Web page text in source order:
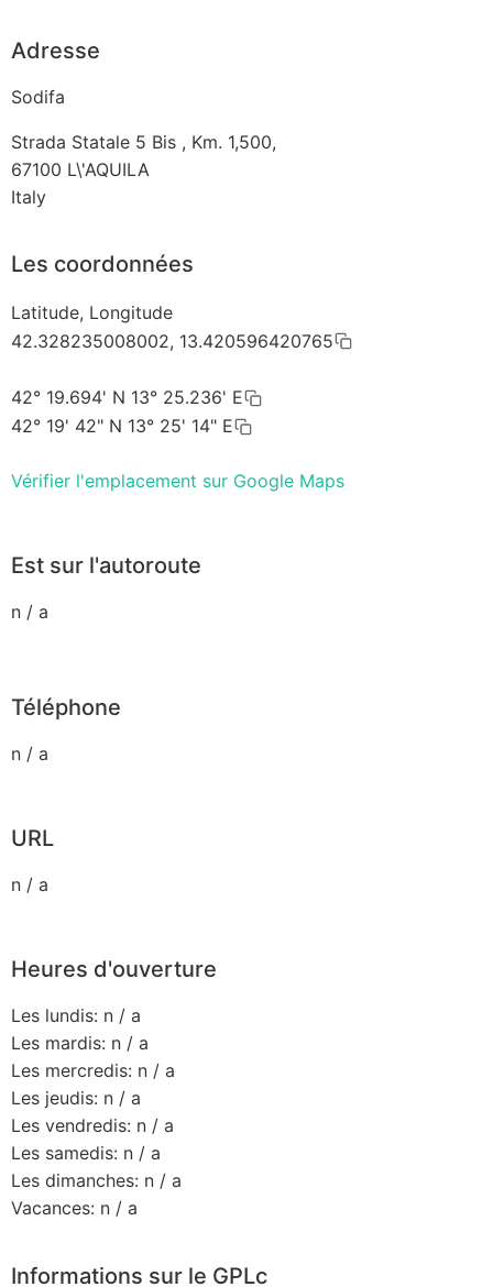
Adresse
Sodifa
Strada Statale 5 Bis , Km. 1,500,
67100 L\'AQUILA
Italy
Les coordonnées
Latitude, Longitude
42.328235008002, 13.420596420765
42° 19.694' N 13° 25.236' E
42° 19' 42" N 13° 25' 14" E
Vérifier l'emplacement sur Google Maps
Est sur l'autoroute
n / a
Téléphone
n / a
URL
n / a
Heures d'ouverture
Les lundis: n / a
Les mardis: n / a
Les mercredis: n / a
Les jeudis: n / a
Les vendredis: n / a
Les samedis: n / a
Les dimanches: n / a
Vacances: n / a
Informations sur le GPLc